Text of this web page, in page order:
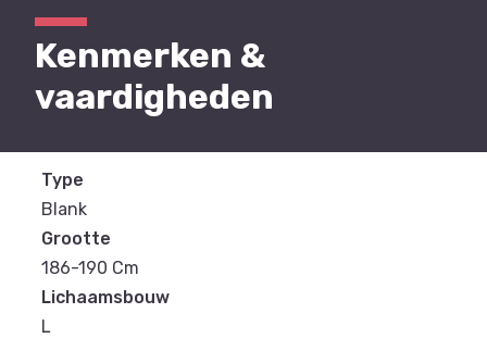
Kenmerken &
vaardigheden
Type
Blank
Grootte
186-190 Cm
Lichaamsbouw
L